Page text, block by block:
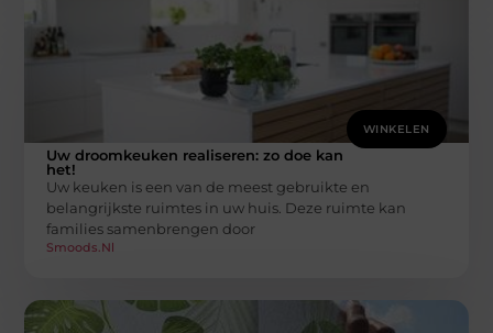
WINKELEN
Uw droomkeuken realiseren: zo doe kan
het!
Uw keuken is een van de meest gebruikte en
belangrijkste ruimtes in uw huis. Deze ruimte kan
families samenbrengen door
Smoods.nl